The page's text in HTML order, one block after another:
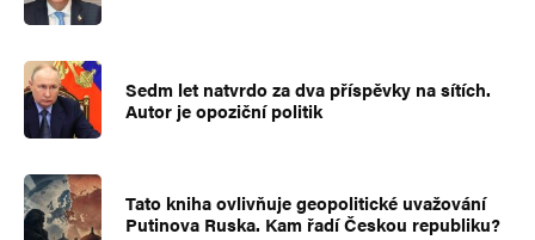
Sedm let natvrdo za dva příspěvky na sítích.
Autor je opoziční politik
Tato kniha ovlivňuje geopolitické uvažování
Putinova Ruska. Kam řadí Českou republiku?